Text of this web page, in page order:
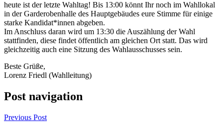
heute ist der letzte Wahltag! Bis 13:00 könnt Ihr noch im Wahllokal
in der Garderobenhalle des Hauptgebäudes eure Stimme für einige
starke Kandidat*innen abgeben.
Im Anschluss daran wird um 13:30 die Auszählung der Wahl
stattfinden, diese findet öffentlich am gleichen Ort statt. Das wird
gleichzeitig auch eine Sitzung des Wahlausschusses sein.
Beste Grüße,
Lorenz Friedl (Wahlleitung)
Post navigation
Previous Post